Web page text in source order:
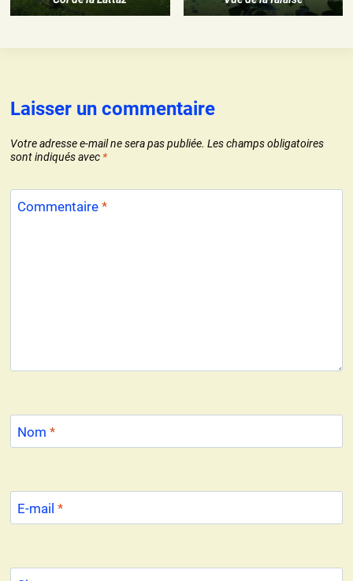
Laisser un commentaire
Votre adresse e-mail ne sera pas publiée. Les champs obligatoires
sont indiqués avec *
Commentaire *
Nom *
E-mail *